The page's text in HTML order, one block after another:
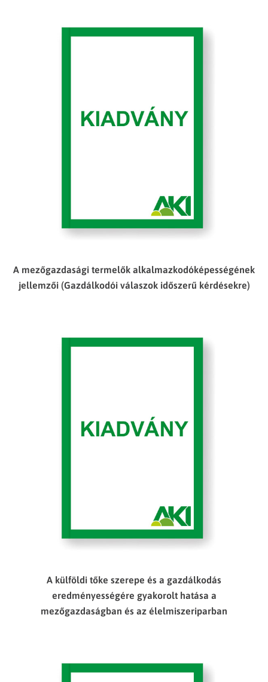
A mezőgazdasági termelők alkalmazkodóképességének
jellemzői (Gazdálkodói válaszok időszerű kérdésekre)
A külföldi tőke szerepe és a gazdálkodás
eredményességére gyakorolt hatása a
mezőgazdaságban és az élelmiszeriparban